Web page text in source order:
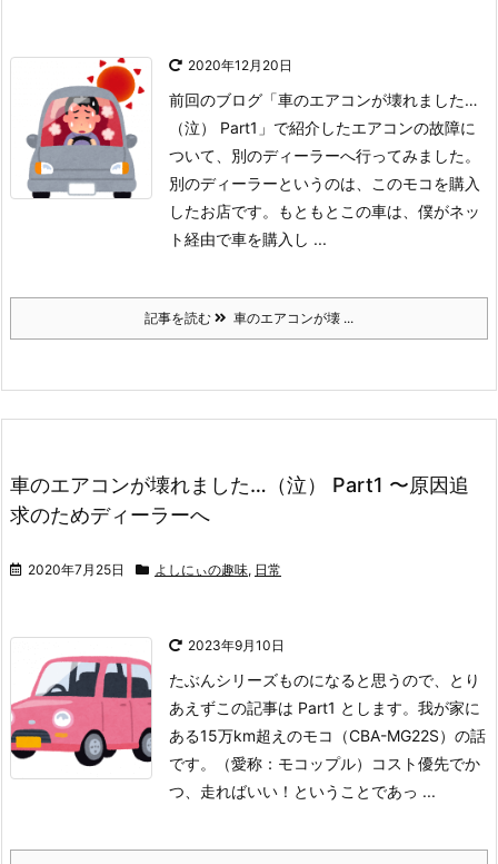
2020年12月20日
前回のブログ「車のエアコンが壊れました…
（泣） Part1」で紹介したエアコンの故障に
ついて、別のディーラーへ行ってみました。
別のディーラーというのは、このモコを購入
したお店です。もともとこの車は、僕がネッ
ト経由で車を購入し ...
記事を読む 車のエアコンが壊 ...
車のエアコンが壊れました…（泣） Part1 〜原因追
求のためディーラーへ
2020年7月25日 よしにぃの趣味, 日常
2023年9月10日
たぶんシリーズものになると思うので、とり
あえずこの記事は Part1 とします。 我が家に
ある15万km超えのモコ（CBA-MG22S）の話
です。（愛称：モコップル）
コスト優先でか
つ、走ればいい！ということであっ ...